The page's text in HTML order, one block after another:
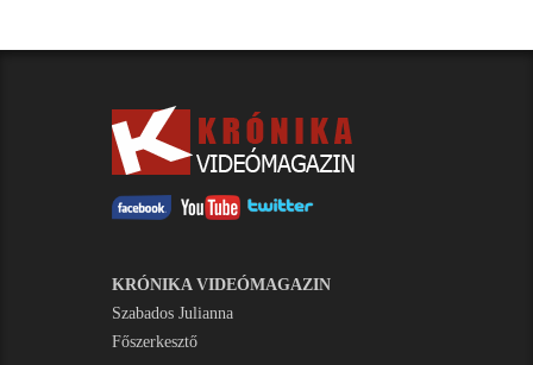
KRÓNIKA VIDEÓMAGAZIN
Szabados Julianna
Főszerkesztő